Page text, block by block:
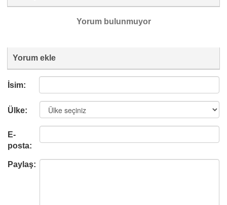
Yorum bulunmuyor
Yorum ekle
İsim:
Ülke:
E-
posta:
Paylaş: